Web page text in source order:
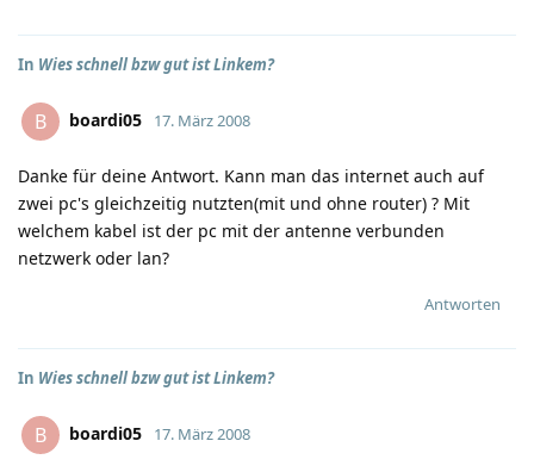
In Wies schnell bzw gut ist Linkem?
B boardi05 17. März 2008
Danke für deine Antwort. Kann man das internet auch auf
zwei pc's gleichzeitig nutzten(mit und ohne router) ? Mit
welchem kabel ist der pc mit der antenne verbunden
netzwerk oder lan?
Antworten
In Wies schnell bzw gut ist Linkem?
B boardi05 17. März 2008